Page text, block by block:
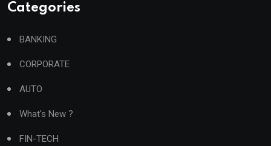
Categories
BANKING
CORPORATE
AUTO
What's New ?
FIN-TECH